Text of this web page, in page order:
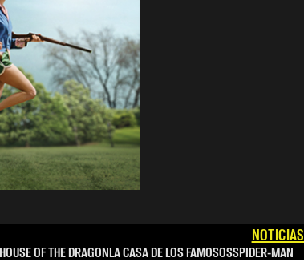
NOTICIAS
OF THE DRAGONLA CASA DE LOS FAMOSOSSPIDER-MAN